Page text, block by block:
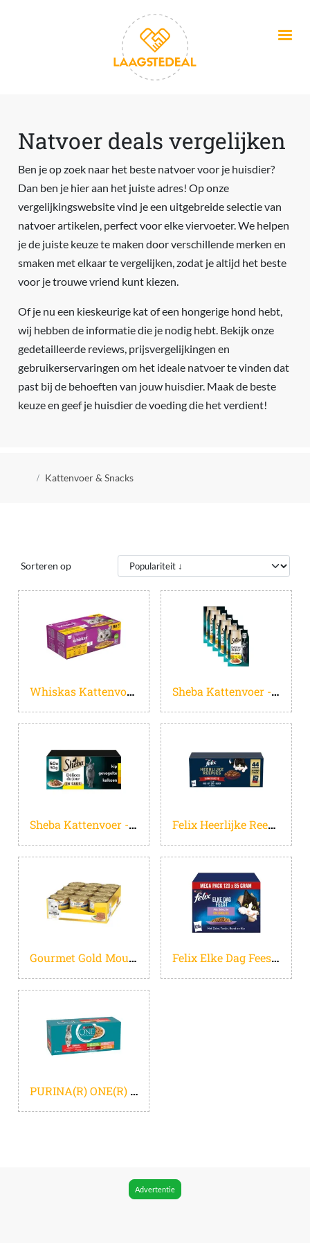
Natvoer deals vergelijken
Ben je op zoek naar het beste natvoer voor je huisdier?
Dan ben je hier aan het juiste adres! Op onze
vergelijkingswebsite vind je een uitgebreide selectie van
natvoer artikelen, perfect voor elke viervoeter. We helpen
je de juiste keuze te maken door verschillende merken en
smaken met elkaar te vergelijken, zodat je altijd het beste
voor je trouwe vriend kunt kiezen.
Of je nu een kieskeurige kat of een hongerige hond hebt,
wij hebben de informatie die je nodig hebt. Bekijk onze
gedetailleerde reviews, prijsvergelijkingen en
gebruikerservaringen om het ideale natvoer te vinden dat
past bij de behoeften van jouw huisdier. Maak de beste
keuze en geef je huisdier de voeding die het verdient!
Kruimelpad
Kattenvoer & Snacks
Sorteren op
Whiskas Kattenvoer - Adult 1+ - Gevogelte in gelei - Giga-Pack 80x85g Sheba Kattenvoer - Delices du Jour - Gevogelte Selectie in gelei - Natvoer - 36 x 50 g
Sheba Kattenvoer - Delices Du Jour - Gevogelte Saus - Mega-Pack 50x50g Felix Heerlijke Reepjes Farm Selectie - Kattenvoer natvoer - Rund, Kip, Eend, Kalkoen - 44 x 80g
Gourmet Gold Mousse - 24 x 85 g - Kip - Kattenvoer Natvoer Felix Elke Dag Feest Mix selectie in Gelei - Kattenvoer Natvoer - Zalm Tonijn Rund & Kip - 120 x 85 g
PURINA(R) ONE(R) Sterilcat - Kattenvoer Natvoer - Mix Selectie - 40 x 85 gr
Advertentie